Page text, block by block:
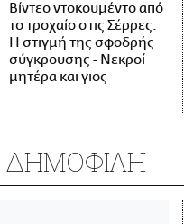
Βίντεο ντοκουμέντο από
το τροχαίο στις Σέρρες:
Η στιγμή της σφοδρής
σύγκρουσης - Νεκροί
μητέρα και γιος
ΔΗΜΟΦΙΛΗ